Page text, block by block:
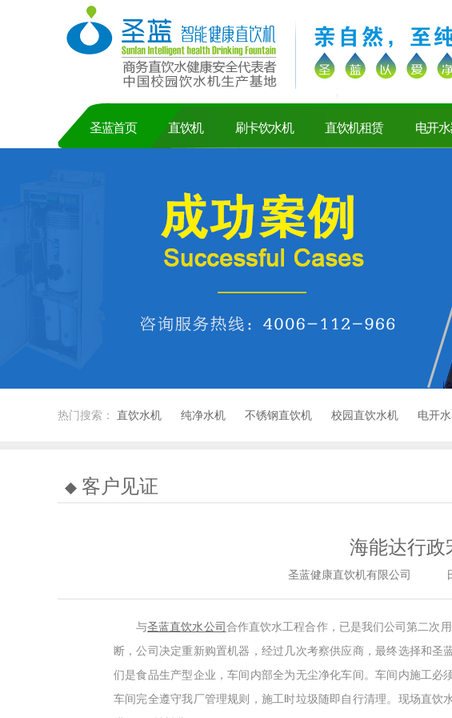
圣蓝首页 直饮机 刷卡饮水机 直饮机租赁 电开
热门搜索： 直饮水机 纯净水机 不锈钢直饮机 校园直饮水机 电开
客户见证
海能达行政
圣蓝健康直饮机有限公司
与圣蓝直饮水公司 合作直饮水工程合作，已是我们公司第二次
断，公司决定重新购置机器，经过几次考察供应商，最终选择和
们是食品生产型企业，车间内部全为无尘净化车间。车间内施工
车间完全遵守我厂管理规则，施工时垃圾随即自行清理。现场直饮